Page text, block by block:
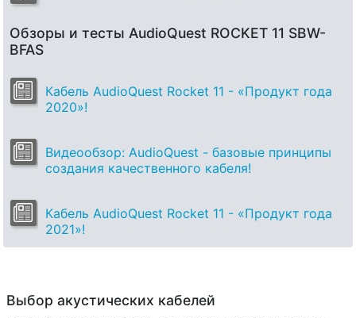
Обзоры и тесты AudioQuest ROCKET 11 SBW-
BFAS
Кабель AudioQuest Rocket 11 - «Продукт года
2020»!
Видеообзор: AudioQuest - базовые принципы
создания качественного кабеля!
Кабель AudioQuest Rocket 11 - «Продукт года
2021»!
Выбор акустических кабелей